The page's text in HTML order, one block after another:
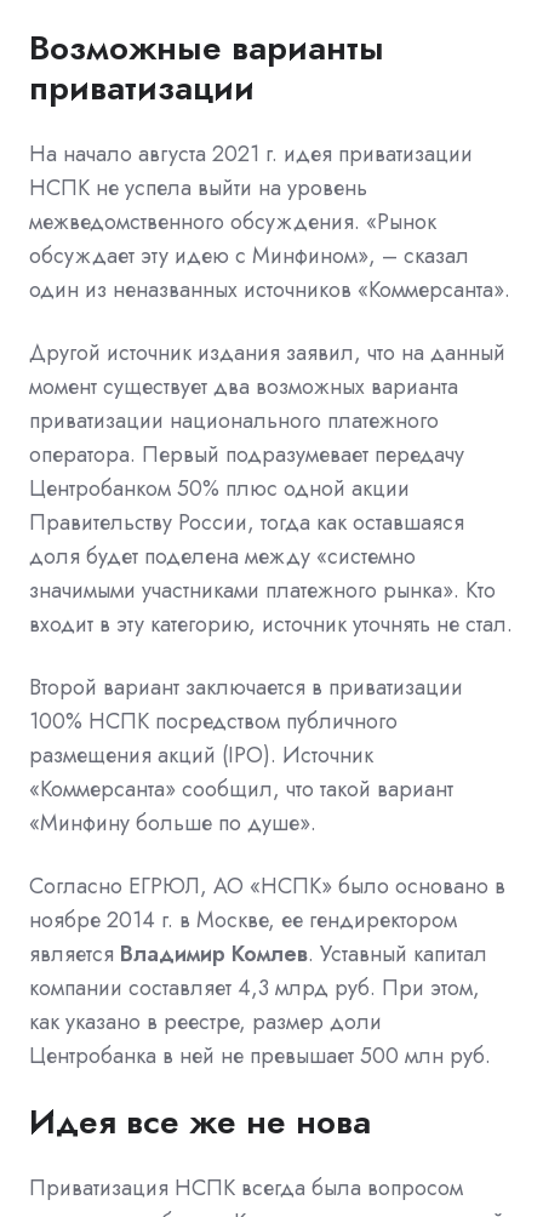
Возможные варианты
приватизации
На начало августа 2021 г. идея приватизации
НСПК не успела выйти на уровень
межведомственного обсуждения. «Рынок
обсуждает эту идею с Минфином», – сказал
один из неназванных источников «Коммерсанта».
Другой источник издания заявил, что на данный
момент существует два возможных варианта
приватизации национального платежного
оператора. Первый подразумевает передачу
Центробанком 50% плюс одной акции
Правительству России, тогда как оставшаяся
доля будет поделена между «системно
значимыми участниками платежного рынка». Кто
входит в эту категорию, источник уточнять не стал.
Второй вариант заключается в приватизации
100% НСПК посредством публичного
размещения акций (IPO). Источник
«Коммерсанта» сообщил, что такой вариант
«Минфину больше по душе».
Согласно ЕГРЮЛ, АО «НСПК» было основано в
ноябре 2014 г. в Москве, ее гендиректором
является Владимир Комлев. Уставный капитал
компании составляет 4,3 млрд руб. При этом,
как указано в реестре, размер доли
Центробанка в ней не превышает 500 млн руб.
Идея все же не нова
Приватизация НСПК всегда была вопросом